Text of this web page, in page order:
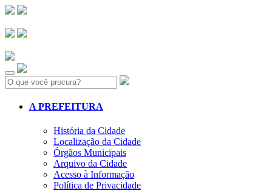
Search:
A PREFEITURA
História da Cidade
Localização da Cidade
Órgãos Municipais
Arquivo da Cidade
Acesso à Informação
Política de Privacidade